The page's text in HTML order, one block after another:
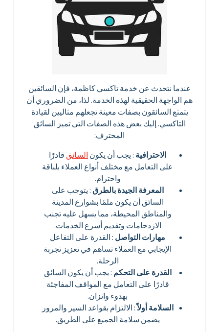
عندما نتحدث عن خدمة تاكسي كاظمة، فإن السائقين
هم الواجهة الحقيقية لهذه الخدمة. لذا، من الضروري أن
يتمتع السائقون بصفات معينة تجعلهم مثاليين لقيادة
التاكسي. إليك بعض هذه الصفات التي تميز السائق
المحترف:
الاحترافية: يجب أن يكونالسائققادرًا
على التعامل مع مختلف أنواع العملاء بلباقة
واحترام.
المعرفة الجيدة بالطرق: يتوجب على
السائق أن يكون ملمًا بشوارع المدينة
والمناطق المحيطة، مما يسهل عليه تجنب
الازدحامات وتقديم أسرع الخدمات.
مهارات التواصل: القدرة على التفاعل
الإيجابي مع العملاء تساهم في تعزيز تجربة
الرحلة.
القدرة على التحكم: يجب أن يكون السائق
قادرًا على التعامل مع المواقف المفاجئة
بهدوء واتزان.
السلامة أولاً: الالتزام بقواعد السير والمرور
يضمن سلامة الجميع على الطريق.